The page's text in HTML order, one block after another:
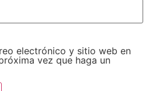
electrónico y sitio web en
vez que haga un